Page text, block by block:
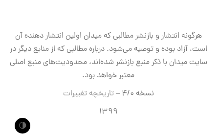
هرگونه انتشار و بازنشر مطالبی که میدان اولین انتشار دهنده آن
است، آزاد بوده و توصیه می‌شود. درباره مطالبی که از منابع دیگر در
سایت میدان با ذکر منبع بازنشر شده‌اند، محدودیت‌های منبع اصلی
معتبر خواهد بود.
نسخه ۴/۰ –
تاریخچه تغییرات
۱۳۹۹
🌗